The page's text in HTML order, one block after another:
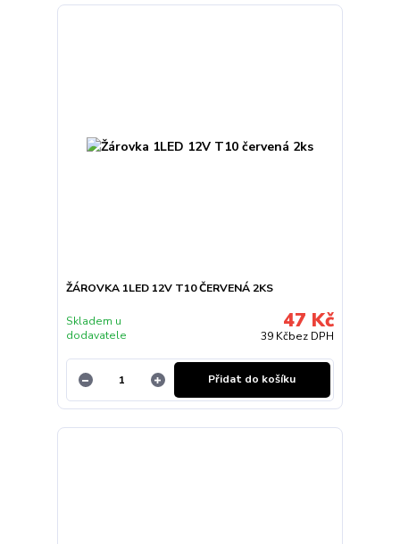
ŽÁROVKA 1LED 12V T10 ČERVENÁ 2KS
47 Kč
39 Kčbez DPH
Skladem u
dodavatele
Přidat do košíku